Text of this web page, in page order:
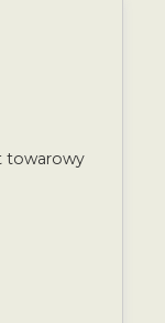
towarowy